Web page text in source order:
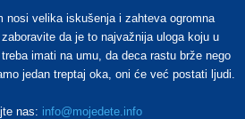
nosi velika iskušenja i zahteva ogromna
da je to najvažnija uloga koju u
imati na umu, da deca rastu brže nego
jedan treptaj oka, oni će već postati ljudi.
nas: info@mojedete.info